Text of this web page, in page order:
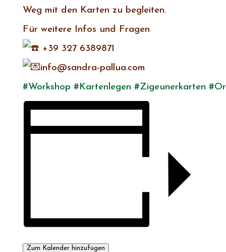
Weg mit den Karten zu begleiten.
Für weitere Infos und Fragen
+39 327 6389871
info@sandra-pallua.com
#Workshop #Kartenlegen #Zigeunerkarten
Zum Kalender hinzufügen